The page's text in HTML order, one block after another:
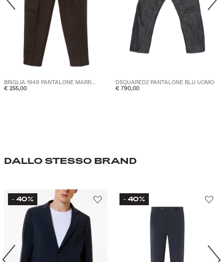
BRIGLIA 1949 PANTALONE MARR...
€ 255,00
DSQUARED2 PANTALONE BLU UOMO
€ 790,00
DALLO STESSO BRAND
- 40% - 40%